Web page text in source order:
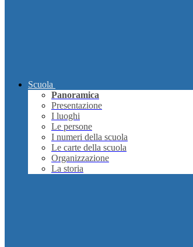
Scuola
Panoramica
Presentazione
I luoghi
Le persone
I numeri della scuola
Le carte della scuola
Organizzazione
La storia